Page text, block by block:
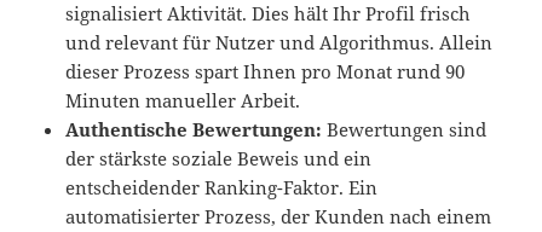
signalisiert Aktivität. Dies hält Ihr Profil frisch
und relevant für Nutzer und Algorithmus. Allein
dieser Prozess spart Ihnen pro Monat rund 90
Minuten manueller Arbeit.
Authentische Bewertungen: Bewertungen sind
der stärkste soziale Beweis und ein
entscheidender Ranking-Faktor. Ein
automatisierter Prozess, der Kunden nach einem